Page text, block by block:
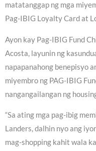
matatanggap ng mga
Pag-IBIG Loyalty Card at
Ayon kay Pag-IBIG Fund
Acosta, layunin ng
napapanahong benepisyo
miyembro ng PAG-IBIG
nangangailangan ng
“Sa ating mga pag-ibig
Landers, dalhin nyo ang
mag-shopping kahit wala